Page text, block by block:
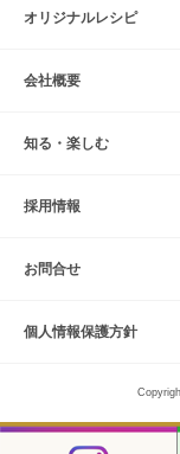
オリジナルレシピ
会社概要
知る・楽しむ
採​用​情​報
お問合せ
個​人​情​報​保​護​方​針​​​